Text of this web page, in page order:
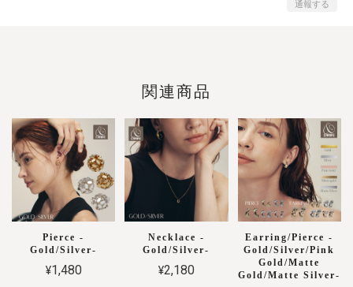
通報する
関連商品
Pierce -
Gold/Silver-
¥1,480
Necklace -
Gold/Silver-
¥2,180
Earring/Pierce -
Gold/Silver/Pink
Gold/Matte
Gold/Matte Silver-